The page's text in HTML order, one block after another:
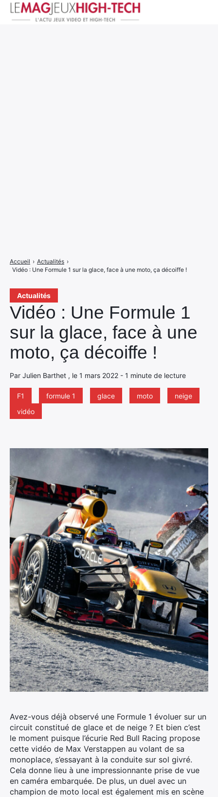
Actualités
Vidéo : Une Formule 1
sur la glace, face à une
moto, ça décoiffe !
Par Julien Barthet , le 1 mars 2022 - 1 minute de lecture
F1 formule 1 glace moto
neige
vidéo
Accueil › Actualités ›
Vidéo : Une Formule 1 sur la glace, face à une moto, ça décoiffe !
Avez-vous déjà observé une Formule 1 évoluer sur un
circuit constitué de glace et de neige ? Et bien c’est
le moment puisque l’écurie Red Bull Racing propose
cette vidéo de Max Verstappen au volant de sa
monoplace, s’essayant à la conduite sur sol givré.
Cela donne lieu à une impressionnante prise de vue
en caméra embarquée. De plus, un duel avec un
champion de moto local est également mis en scène